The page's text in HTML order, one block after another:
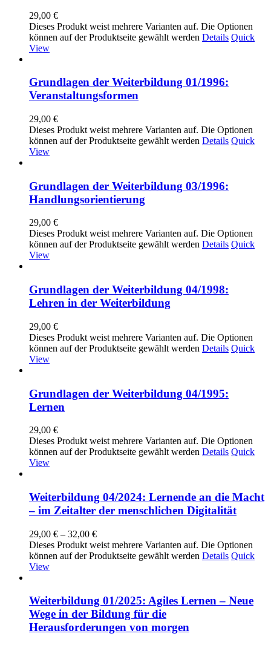
29,00 €
Dieses Produkt weist mehrere Varianten auf. Die Optionen
können auf der Produktseite gewählt werden Details Quick
View
Grundlagen der Weiterbildung 01/1996:
Veranstaltungsformen
29,00 €
Dieses Produkt weist mehrere Varianten auf. Die Optionen
können auf der Produktseite gewählt werden Details Quick
View
Grundlagen der Weiterbildung 03/1996:
Handlungsorientierung
29,00 €
Dieses Produkt weist mehrere Varianten auf. Die Optionen
können auf der Produktseite gewählt werden Details Quick
View
Grundlagen der Weiterbildung 04/1998:
Lehren in der Weiterbildung
29,00 €
Dieses Produkt weist mehrere Varianten auf. Die Optionen
können auf der Produktseite gewählt werden Details Quick
View
Grundlagen der Weiterbildung 04/1995:
Lernen
29,00 €
Dieses Produkt weist mehrere Varianten auf. Die Optionen
können auf der Produktseite gewählt werden Details Quick
View
Weiterbildung 04/2024: Lernende an die Macht
– im Zeitalter der menschlichen Digitalität
29,00 € – 32,00 €
Dieses Produkt weist mehrere Varianten auf. Die Optionen
können auf der Produktseite gewählt werden Details Quick
View
Weiterbildung 01/2025: Agiles Lernen – Neue
Wege in der Bildung für die
Herausforderungen von morgen